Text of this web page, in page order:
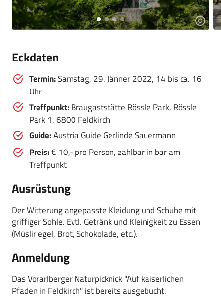
Eckdaten
Termin:Samstag, 29. Jänner 2022, 14 bis ca. 16
Uhr
Treffpunkt:Braugaststätte Rössle Park, Rössle
Park 1, 6800 Feldkirch
Guide:Austria Guide Gerlinde Sauermann
Preis:€ 10,- pro Person, zahlbar in bar am
Treffpunkt
Ausrüstung
Der Witterung angepasste Kleidung und Schuhe mit
griffiger Sohle. Evtl. Getränk und Kleinigkeit zu Essen
(Müsliriegel, Brot, Schokolade, etc.).
Anmeldung
Das Vorarlberger Naturpicknick "Auf kaiserlichen
Pfaden in Feldkirch" ist bereits ausgebucht.